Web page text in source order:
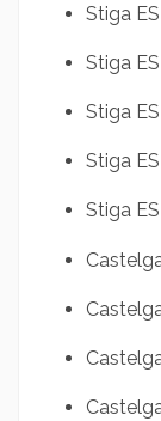
Stiga
Stiga
Stiga
Stiga
Stiga